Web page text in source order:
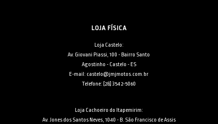
LOJA FÍSICA
Loja Castelo:
Av. Giovani Piassi, 100 - Bairro Santo
Agostinho - Castelo - ES
E-mail: castelo@jmjmotos.com.br
Telefone: [28] 3542-5060
Loja Cachoeiro do Itapemirim:
Av. Jones dos Santos Neves, 1040 - B. São Francisco de Assis